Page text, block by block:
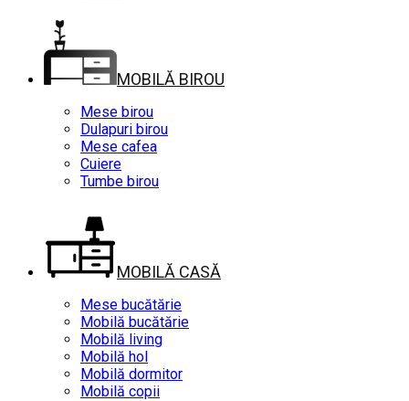
MOBILĂ BIROU
Mese birou
Dulapuri birou
Mese cafea
Cuiere
Tumbe birou
MOBILĂ CASĂ
Mese bucătărie
Mobilă bucătărie
Mobilă living
Mobilă hol
Mobilă dormitor
Mobilă copii